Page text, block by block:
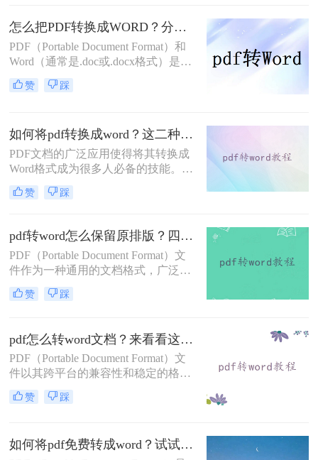
pdf文件转换成word文件呢？本文将介
绍四种将PDF文件转换成Word文件的
实用方法，帮助您轻松实现这一目
标。
怎么把PDF转换成WORD？分享三个好用的方法！
PDF（Portable Document Format）和
Word（通常是.doc或.docx格式）是两
种非常常见的文档格式，它们各自具
有独特的优势。PDF文件稳定且易于
为Word格式，以满足不同的需求。那
么怎么把PDF转换成WORD呢？本文
将介绍三种PDF转Word的方法，帮助
赞 踩
如何将pdf转换成word？这二种方法你可以试试！
PDF文档的广泛应用使得将其转换成
Word格式成为很多人必备的技能。无
论是编辑PDF文本、复制文本内容还
是修改格式，将PDF转换成Word都能
换成word呢？本文将为你详细介绍。
赞 踩
pdf转word怎么保留原排版？四种实用方法！
PDF（Portable Document Format）文
件作为一种通用的文档格式，广泛应
用于各个领域。然而，有时我们需要
将PDF文件转换为Word文档以进行编
性和可读性。那么pdf转word怎么保留
原排版呢？本文将介绍四种方法，帮
助你在PDF转Word时保留原排版。
赞 踩
pdf怎么转word文档？来看看这三种实用方法解析！
PDF（Portable Document Format）文
件以其跨平台的兼容性和稳定的格式
展现，广泛应用于日常办公、学术交
流、电子书刊等领域。然而，有时候
版。那么pdf怎么转word文档呢？本文
赞 踩
如何将pdf免费转成word？试试下面的二种在线方法！